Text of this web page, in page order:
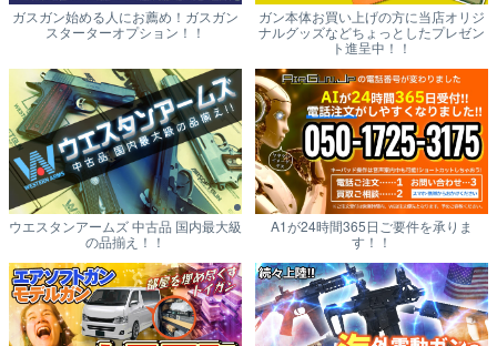
ガスガン始める人にお薦め！ガスガン
スターターオプション！！
ガン本体お買い上げの方に当店オリジ
ナルグッズなどちょっとしたプレゼン
ト進呈中！！
ウエスタンアームズ 中古品 国内最大級
の品揃え！！
A1が24時間365日ご要件を承りま
す！！